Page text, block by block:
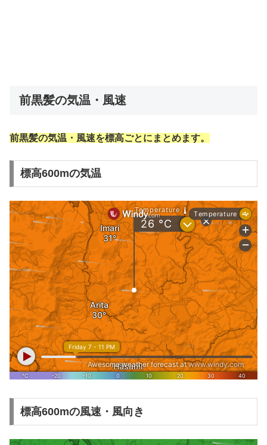
前黒髪の気温・風速
前黒髪の気温・風速を標高ごとにまとめます。
標高600mの気温
標高600mの風速・風向き